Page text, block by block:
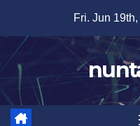
content
Fri. Jun